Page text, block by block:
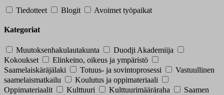
Tiedotteet Blogit Avoimet työpaikat
Kategoriat
Muutoksenhakulautakunta
Duodji Akademiija
Kokoukset
Elinkeino, oikeus ja ympäristö
Saamelaiskäräjälaki
Totuus- ja sovintoprosessi
Vastuullinen
saamelaismatkailu
Koulutus ja oppimateriaali
Oppimateriaalit
Kulttuuri Kulttuurimääräraha
Saamen